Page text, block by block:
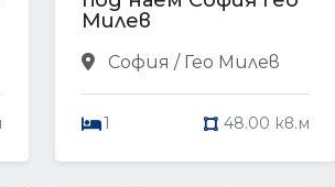
Милев
София / Гео Милев
1 48.00 кв.м